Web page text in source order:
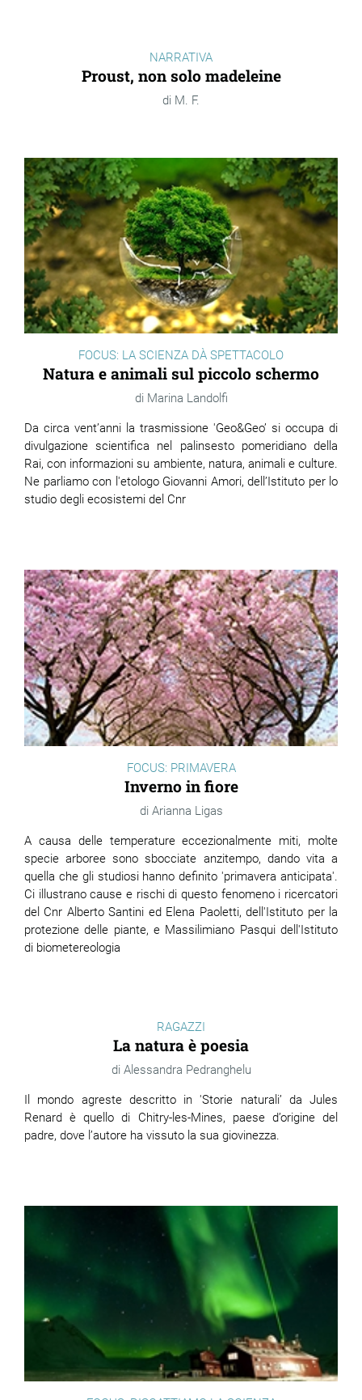
NARRATIVA
Proust, non solo madeleine
M. F.
FOCUS: LA SCIENZA DÀ SPETTACOLO
Natura e animali sul piccolo schermo
Marina Landolfi
Da circa vent’anni la trasmissione 'Geo&Geo’ si occupa di
divulgazione scientifica nel palinsesto pomeridiano della
Rai, con informazioni su ambiente, natura, animali e culture.
Ne parliamo con l'etologo Giovanni Amori, dell’Istituto per lo
studio degli ecosistemi del Cnr
FOCUS: PRIMAVERA
Inverno in fiore
Arianna Ligas
A causa delle temperature eccezionalmente miti, molte
specie arboree sono sbocciate anzitempo, dando vita a
quella che gli studiosi hanno definito 'primavera anticipata'.
Ci illustrano cause e rischi di questo fenomeno i ricercatori
del Cnr Alberto Santini ed Elena Paoletti, dell'Istituto per la
protezione delle piante, e Massilimiano Pasqui dell'Istituto
di biometereologia
RAGAZZI
La natura è poesia
Alessandra Pedranghelu
Il mondo agreste descritto in 'Storie naturali’ da Jules
Renard è quello di Chitry-les-Mines, paese d’origine del
padre, dove l’autore ha vissuto la sua giovinezza.